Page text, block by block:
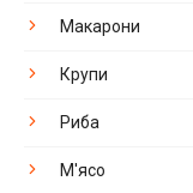
Макарони
Крупи
Риба
М'ясо